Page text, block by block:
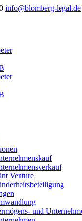
info@blomberg-legal.de
Venture
und